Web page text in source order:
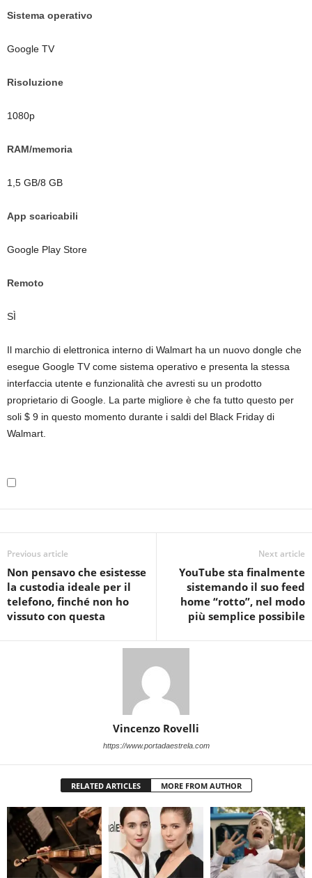
Sistema operativo
Google TV
Risoluzione
1080p
RAM/memoria
1,5 GB/8 GB
App scaricabili
Google Play Store
Remoto
SÌ
Il marchio di elettronica interno di Walmart ha un nuovo dongle che
esegue Google TV come sistema operativo e presenta la stessa
interfaccia utente e funzionalità che avresti su un prodotto
proprietario di Google. La parte migliore è che fa tutto questo per
soli $ 9 in questo momento durante i saldi del Black Friday di
Walmart.
Previous article
Non pensavo che esistesse
la custodia ideale per il
telefono, finché non ho
vissuto con questa
Next article
YouTube sta finalmente
sistemando il suo feed
home “rotto”, nel modo
più semplice possibile
Vincenzo Rovelli
https://www.portadaestrela.com
RELATED ARTICLES MORE FROM AUTHOR